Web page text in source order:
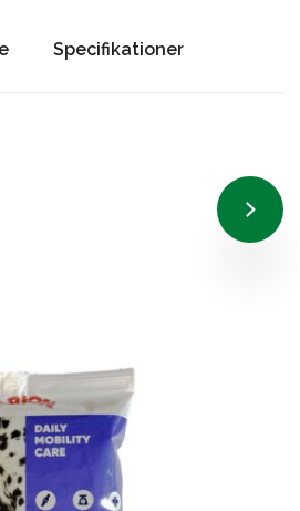
Specifikationer